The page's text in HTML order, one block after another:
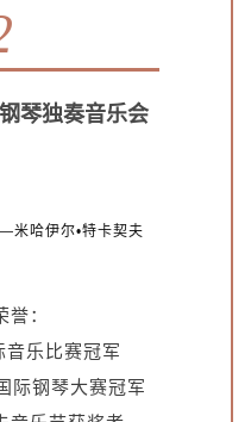
琴独奏音乐会
米哈伊尔•特卡契夫
誉：
音乐比赛冠军
际钢琴大赛冠军